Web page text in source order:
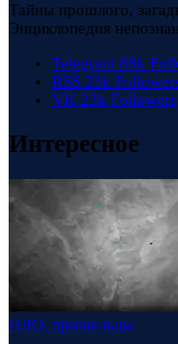
Тайны прошлого,
Энциклопедия
Telegram 88k
RSS 23k
VK 23k Followers
Интересное
НЛО, пришельцы